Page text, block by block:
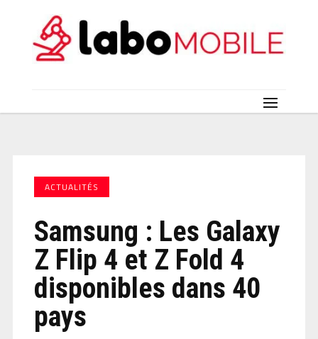
ACTUALITÉS
Samsung : Les Galaxy
Z Flip 4 et Z Fold 4
disponibles dans 40
pays